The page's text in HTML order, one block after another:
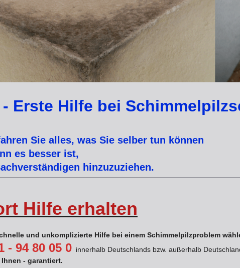
- Erste Hilfe bei
Sie alles, was Sie selber tun können
es besser ist,
hinzuzuziehen.
Hilfe erhalten
und unkomplizierte Hilfe bei einem Schimmelpilzproblem
- 94 80 05 0 innerhalb Deutschlands bzw. außerhalb
- garantiert.